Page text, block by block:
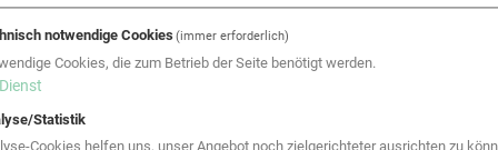
Die Wartungskosten für die Kältemaschine steigen
dem Stand der Technik. Zudem sind die Besucher-
die Regelung sowie der Heizungs- schaltschrank
hat daher nach einer wirtschaftlichen Lösung für die
gesucht.
notwendige Cookies(immer erforderlich)
Cookies, die zum Betrieb der Seite benötigt werden.
Dienst
Statistik